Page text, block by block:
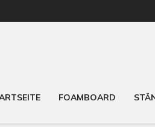
FOAMBOARD